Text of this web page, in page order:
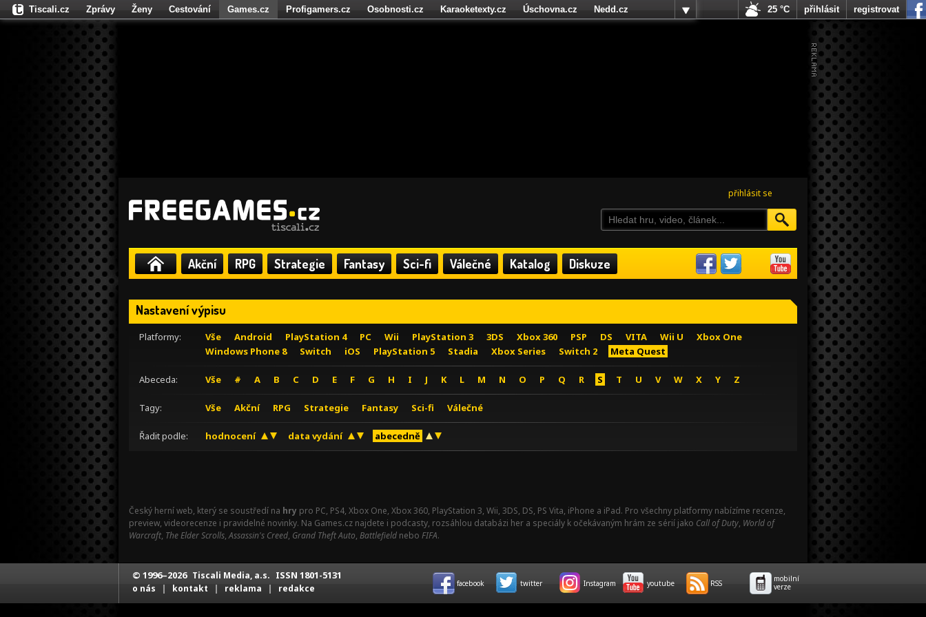
přihlásit se
Akční RPG Strategie Fantasy Sci-fi Válečné Katalog Diskuze
Nastavení výpisu
Platformy: Vše Android PlayStation 4 PC Wii PlayStation 3 3DS Xbox 360 PSP DS VITA Wii U
Xbox One
Windows Phone 8
Switch iOS PlayStation 5 Stadia Xbox Series Switch 2 Meta Quest
Abeceda: Vše # A B C D E F G H I J K L M N O P Q R S T U V W X Y Z
Tagy: Vše Akční RPG Strategie Fantasy Sci-fi Válečné
Řadit podle: hodnocení data vydání abecedně
Český herní web, který se soustředí na hry pro PC, PS4, Xbox One, Xbox 360, PlayStation 3, Wii, 3DS, DS, PS Vita, iPhone a iPad. Pro všechny platformy nabízíme recenze,
preview, videorecenze i pravidelné novinky. Na Games.cz najdete i podcasty, rozsáhlou databázi her a speciály k očekávaným hrám ze sérií jako Call of Duty, World of
Warcraft, The Elder Scrolls,Assassin's Creed, Grand Theft Auto, Battlefield nebo FIFA.
Tiscali.cz Zprávy Ženy Cestování Games.cz Profigamers.cz Osobnosti.cz Karaoketexty.cz Úschovna.cz
Nedd.cz
Fights.cz
25 °C přihlásit registrovat
© 1996–2026 Tiscali Media, a.s. ISSN 1801-5131
o nás | kontakt | reklama | redakce facebook twitter Instagram youtube RSS
mobilní
verze